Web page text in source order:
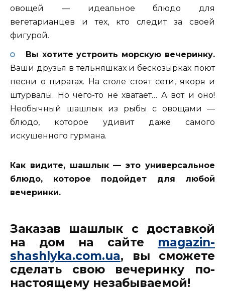
овощей — идеальное блюдо для
вегетарианцев и тех, кто следит за своей
фигурой.
Вы хотите устроить морскую вечеринку.
Ваши друзья в тельняшках и бескозырках поют
песни о пиратах. На столе стоят сети, якоря и
штурвалы. Но чего-то не хватает… А вот и оно!
Необычный шашлык из рыбы с овощами —
блюдо, которое удивит даже самого
искушенного гурмана.
Как видите, шашлык — это универсальное
блюдо, которое подойдет для любой
вечеринки.
Заказав шашлык с доставкой
на дом на сайте magazin-
shashlyka.com.ua, вы сможете
сделать свою вечеринку по-
настоящему незабываемой!